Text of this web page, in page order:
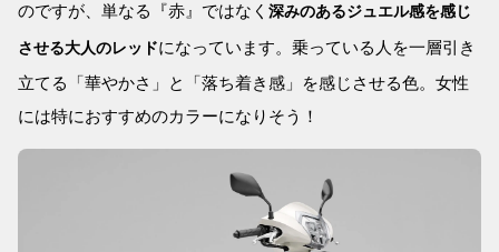
のですが、単なる『赤』ではなく 深みのあるジュエル感を感じ
させる大人のレッドになっています。乗っている人を一層引き
立てる「華やかさ」と「落ち着き感」を感じさせる色。女性
には特におすすめのカラーになりそう！